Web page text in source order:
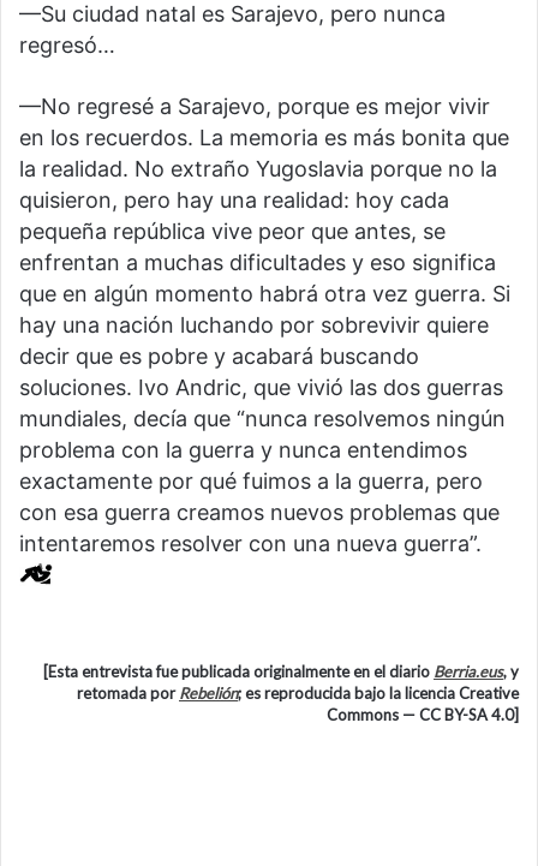
—Su ciudad natal es Sarajevo, pero nunca
regresó…
—No regresé a Sarajevo, porque es mejor vivir
en los recuerdos. La memoria es más bonita que
la realidad. No extraño Yugoslavia porque no la
quisieron, pero hay una realidad: hoy cada
pequeña república vive peor que antes, se
enfrentan a muchas dificultades y eso significa
que en algún momento habrá otra vez guerra. Si
hay una nación luchando por sobrevivir quiere
decir que es pobre y acabará buscando
soluciones. Ivo Andric, que vivió las dos guerras
mundiales, decía que “nunca resolvemos ningún
problema con la guerra y nunca entendimos
exactamente por qué fuimos a la guerra, pero
con esa guerra creamos nuevos problemas que
intentaremos resolver con una nueva guerra”.
[Esta entrevista fue publicada originalmente en el diario Berria.eus, y
retomada porRebelión; es reproducida bajo la licencia Creative
Commons — CC BY-SA 4.0]